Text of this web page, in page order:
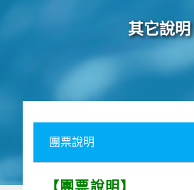
其它說明
團票說明